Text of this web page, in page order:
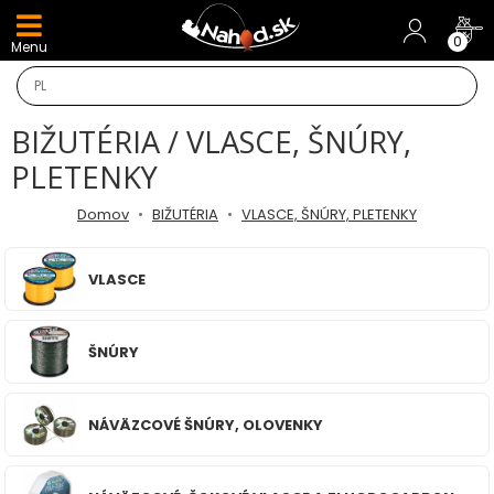
Menu 0
BIŽUTÉRIA / VLASCE, ŠNÚRY,
PLETENKY
Domov BIŽUTÉRIA VLASCE, ŠNÚRY, PLETENKY
VLASCE
ŠNÚRY
NÁVÄZCOVÉ ŠNÚRY, OLOVENKY
DARČEKY A AKCIE
TOP AKCIE
PRÚTY